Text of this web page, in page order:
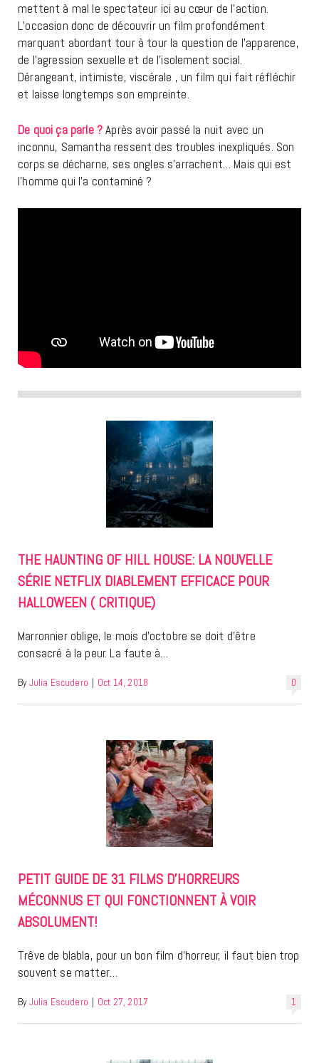
mettent à mal le spectateur ici au cœur de l’action.
L’occasion donc de découvrir un film profondément
marquant abordant tour à tour la question de l’apparence,
de l’agression sexuelle et de l’isolement social.
Dérangeant, intimiste, viscérale , un film qui fait réfléchir
et laisse longtemps son empreinte.
De quoi ça parle ?Après avoir passé la nuit avec un
inconnu, Samantha ressent des troubles inexpliqués. Son
corps se décharne, ses ongles s’arrachent… Mais qui est
l’homme qui l’a contaminé ?
THE HAUNTING OF HILL HOUSE: LA NOUVELLE
SÉRIE NETFLIX DIABLEMENT EFFICACE POUR
HALLOWEEN ( CRITIQUE)
Marronnier oblige, le mois d’octobre se doit d’être
consacré à la peur. La faute à…
0
By Julia Escudero | Oct 14, 2018
PETIT GUIDE DE 31 FILMS D’HORREURS
MÉCONNUS ET QUI FONCTIONNENT À VOIR
ABSOLUMENT!
Trêve de blabla, pour un bon film d’horreur, il faut bien trop
souvent se matter…
1
By Julia Escudero | Oct 27, 2017